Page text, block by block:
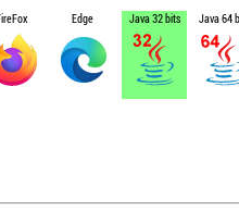
Edge Java 32 bits Java 64